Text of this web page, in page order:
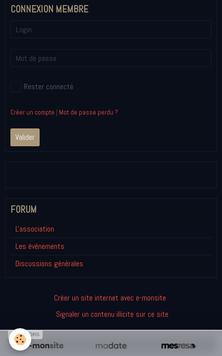
CONNEXION MEMBRE
Rester connecté
Créer un compte | Mot de passe perdu ?
Valider
FORUM
L'association
Les événements
Discussions générales
Créer un site internet avec e-monsite
Signaler un contenu illicite sur ce site
SPONSORS